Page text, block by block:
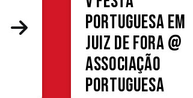
Portuguesa em
Juiz de Fora @
Associação
Portuguesa